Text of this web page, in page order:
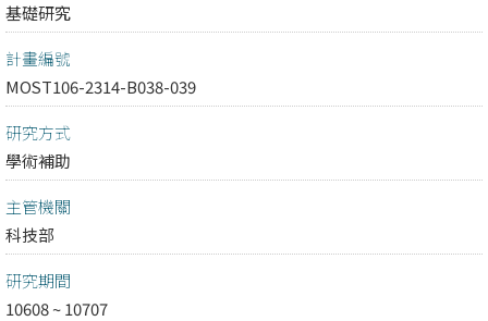
基礎研究
計畫編號
MOST106-2314-B038-039
研究方式
學術補助
主管機關
科技部
研究期間
10608 ~ 10707